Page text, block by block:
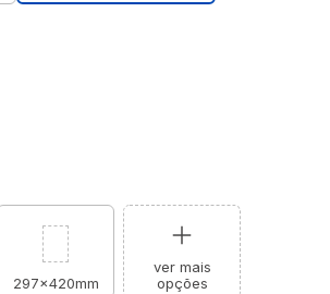
297x420mm
ver mais
opções